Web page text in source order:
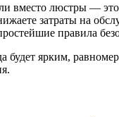
вместо люстры —
затраты на
правила
будет ярким,